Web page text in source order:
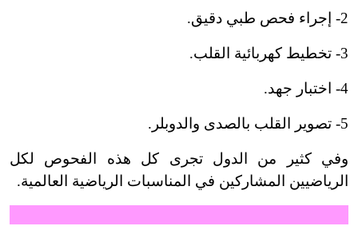
2- إجراء فحص طبي دقيق.
3- تخطيط كهربائية القلب.
4- اختبار جهد.
5- تصوير القلب بالصدى والدوبلر.
وفي كثير من الدول تجرى كل هذه الفحوص لكل
الرياضيين المشاركين في المناسبات الرياضية العالمية.